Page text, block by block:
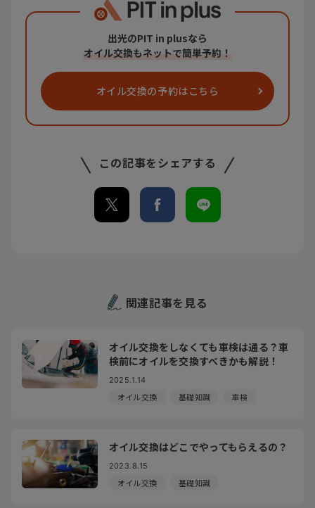
出光のPIT in plusなら
オイル交換もネットで簡単予約！
オイル交換の予約はこちら
この記事をシェアする
関連記事を見る
オイル交換をしなくても車検は通る？車
検前にオイルを交換すべきかも解説！
2025.1.14
オイル交換 基礎知識 車検
オイル交換はどこでやってもらえるの？
2023.8.15
オイル交換 基礎知識